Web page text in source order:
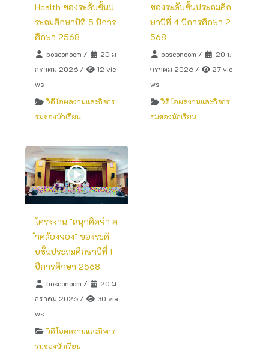
Health ของระดับชั้นป
ระถมศึกษาปีที่ 5 ปีการ
ศึกษา 2568
bosconoom /
20 ม
กราคม 2026 /
12 vie
ws
วิดีโอผลงานและกิจกร
รมของนักเรียน
ของระดับชั้นประถมศึก
ษาปีที่ 4 ปีการศึกษา 2
568
bosconoom /
20 ม
กราคม 2026/
27 vie
ws
วิดีโอผลงานและกิจกร
รมของนักเรียน
โครงงาน "สนุกคิดจำ ค
ำคล้องจอง" ของระดั
บชั้นประถมศึกษาปีที่ 1
ปีการศึกษา 2568
bosconoom /
20 ม
กราคม 2026 /
30 vie
ws
วิดีโอผลงานและกิจกร
รมของนักเรียน